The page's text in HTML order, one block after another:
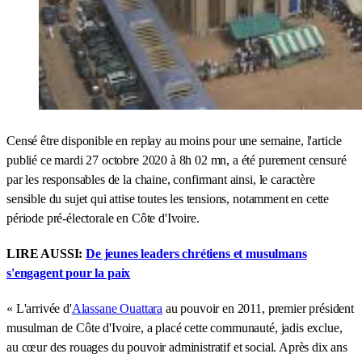
Censé être disponible en replay au moins pour une semaine, l'article
publié ce mardi 27 octobre 2020 à 8h 02 mn, a été purement censuré
par les responsables de la chaine, confirmant ainsi, le caractère
sensible du sujet qui attise toutes les tensions, notamment en cette
période pré-électorale en Côte d'Ivoire.
LIRE AUSSI:De jeunes leaders chrétiens et musulmans
s'engagent pour la paix
« L'arrivée d'Alassane Ouattara au pouvoir en 2011, premier président
musulman de Côte d'Ivoire, a placé cette communauté, jadis exclue,
au cœur des rouages du pouvoir administratif et social. Après dix ans